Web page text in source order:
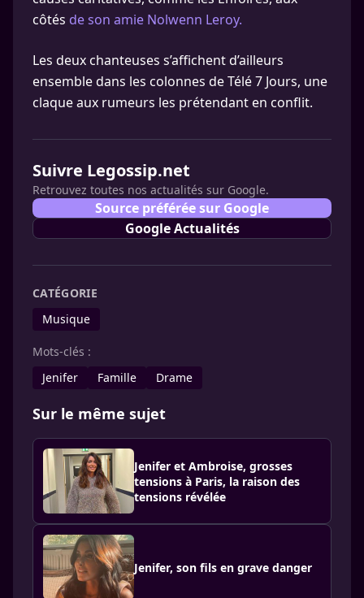
côtés de son amie Nolwenn Leroy.
Les deux chanteuses s’affichent d’ailleurs
ensemble dans les colonnes de Télé 7 Jours, une
claque aux rumeurs les prétendant en conflit.
Suivre Legossip.net
Retrouvez toutes nos actualités sur Google.
Source préférée sur Google
Google Actualités
CATÉGORIE
Musique
Mots-clés :
Jenifer
Famille Drame
Sur le même sujet
Jenifer et Ambroise, grosses
tensions à Paris, la raison des
tensions révélée
Jenifer, son fils en grave danger